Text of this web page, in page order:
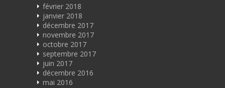
février 2018
janvier 2018
décembre 2017
novembre 2017
octobre 2017
septembre 2017
juin 2017
décembre 2016
mai 2016